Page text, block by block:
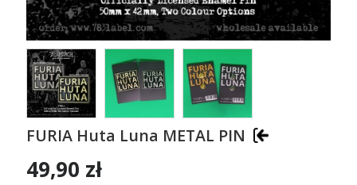
FURIA Huta Luna METAL PIN
49,90 zł